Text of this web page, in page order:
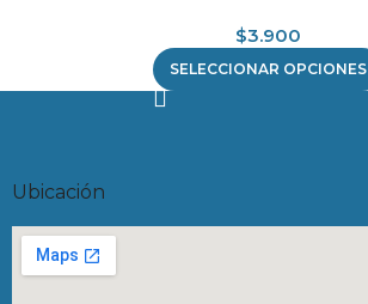
$3.900
SELECCIONAR OPCIONES
Ubicación